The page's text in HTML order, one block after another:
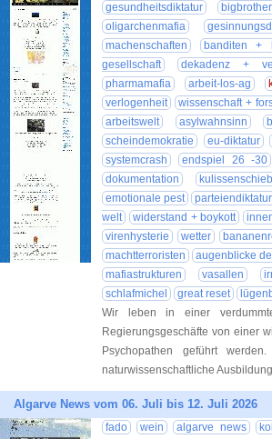
gesundheitsdiktatur
bigbrother
oligarchenmafia
machenschaften
banditen +
gesellschaft
dekadenz +
pharmamafia
arbeit-los-ag
verlogenheit
wissenschaft +
arbeitswelt
asylwahnsinn
scheindemokratie
eu-diktatur
systemcrash
endspiel 26 -30
dokumentation
emotionale pest
parteiendiktatur
welt
widerstand + boykott
virenhysterie
wetter
machtterroristen
augenblicke
mafiastrukturen
vasallen
schlafmichel
great reset
Wir leben in einer
Regierungsgeschäfte von einer
Psychopathen geführt
naturwissenschaftliche
Algarve News vom 06. Juli bis 12. Juli 2026
fado wein algarve news